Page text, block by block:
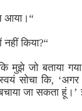
आया।“
किया?“
मुझे जो बताया
सोचा कि, ‘अगर
बचाया जा सकता